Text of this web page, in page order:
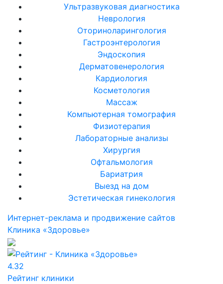
Ультразвуковая диагностика
Неврология
Оториноларингология
Гастроэнтерология
Эндоскопия
Дерматовенерология
Кардиология
Косметология
Массаж
Компьютерная томография
Физиотерапия
Лабораторные анализы
Хирургия
Офтальмология
Бариатрия
Выезд на дом
Эстетическая гинекология
Интернет-реклама и продвижение сайтов
Клиника «Здоровье»
4.32
Рейтинг клиники